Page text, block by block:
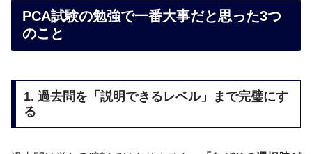
PCA試験の勉強で一番大事だと思った3つ
のこと
1. 過去問を「説明できるレベル」まで完璧にす
る